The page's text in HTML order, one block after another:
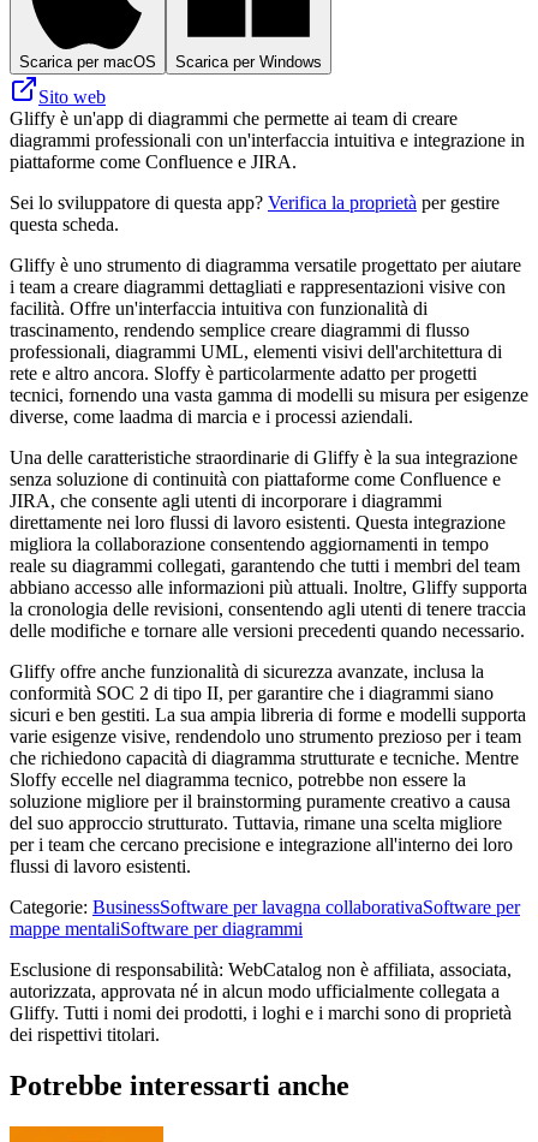
Scarica per macOS Scarica per Windows
Sito web
Gliffy è un'app di diagrammi che permette ai team di creare
diagrammi professionali con un'interfaccia intuitiva e integrazione in
piattaforme come Confluence e JIRA.
Sei lo sviluppatore di questa app? Verifica la proprietà per gestire
questa scheda.
Gliffy è uno strumento di diagramma versatile progettato per aiutare
i team a creare diagrammi dettagliati e rappresentazioni visive con
facilità. Offre un'interfaccia intuitiva con funzionalità di
trascinamento, rendendo semplice creare diagrammi di flusso
professionali, diagrammi UML, elementi visivi dell'architettura di
rete e altro ancora. Sloffy è particolarmente adatto per progetti
tecnici, fornendo una vasta gamma di modelli su misura per esigenze
diverse, come laadma di marcia e i processi aziendali.
Una delle caratteristiche straordinarie di Gliffy è la sua integrazione
senza soluzione di continuità con piattaforme come Confluence e
JIRA, che consente agli utenti di incorporare i diagrammi
direttamente nei loro flussi di lavoro esistenti. Questa integrazione
migliora la collaborazione consentendo aggiornamenti in tempo
reale su diagrammi collegati, garantendo che tutti i membri del team
abbiano accesso alle informazioni più attuali. Inoltre, Gliffy supporta
la cronologia delle revisioni, consentendo agli utenti di tenere traccia
delle modifiche e tornare alle versioni precedenti quando necessario.
Gliffy offre anche funzionalità di sicurezza avanzate, inclusa la
conformità SOC 2 di tipo II, per garantire che i diagrammi siano
sicuri e ben gestiti. La sua ampia libreria di forme e modelli supporta
varie esigenze visive, rendendolo uno strumento prezioso per i team
che richiedono capacità di diagramma strutturate e tecniche. Mentre
Sloffy eccelle nel diagramma tecnico, potrebbe non essere la
soluzione migliore per il brainstorming puramente creativo a causa
del suo approccio strutturato. Tuttavia, rimane una scelta migliore
per i team che cercano precisione e integrazione all'interno dei loro
flussi di lavoro esistenti.
Categorie: BusinessSoftware per lavagna collaborativaSoftware per
mappe mentaliSoftware per diagrammi
Esclusione di responsabilità: WebCatalog non è affiliata, associata,
autorizzata, approvata né in alcun modo ufficialmente collegata a
Gliffy. Tutti i nomi dei prodotti, i loghi e i marchi sono di proprietà
dei rispettivi titolari.
Potrebbe interessarti anche